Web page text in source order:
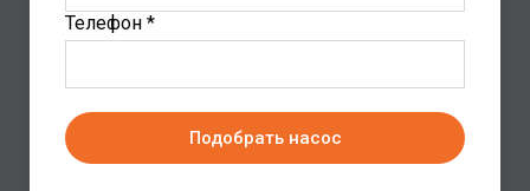
Телефон *
Подобрать насос